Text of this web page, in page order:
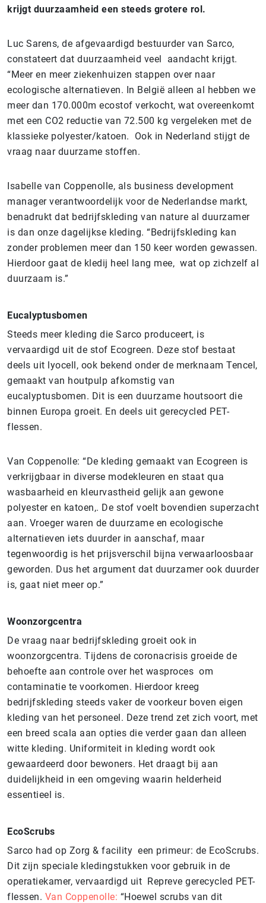
krijgt duurzaamheid een steeds grotere rol.
Luc Sarens, de afgevaardigd bestuurder van Sarco,
constateert dat duurzaamheid veel aandacht krijgt.
“Meer en meer ziekenhuizen stappen over naar
ecologische alternatieven. In België alleen al hebben we
meer dan 170.000m ecostof verkocht, wat overeenkomt
met een CO2 reductie van 72.500 kg vergeleken met de
klassieke polyester/katoen. Ook in Nederland stijgt de
vraag naar duurzame stoffen.
Isabelle van Coppenolle, als business development
manager verantwoordelijk voor de Nederlandse markt,
benadrukt dat bedrijfskleding van nature al duurzamer
is dan onze dagelijkse kleding. “Bedrijfskleding kan
zonder problemen meer dan 150 keer worden gewassen.
Hierdoor gaat de kledij heel lang mee, wat op zichzelf al
duurzaam is.”
Eucalyptusbomen
Steeds meer kleding die Sarco produceert, is
vervaardigd uit de stof Ecogreen. Deze stof bestaat
deels uit lyocell, ook bekend onder de merknaam Tencel,
gemaakt van houtpulp afkomstig van
eucalyptusbomen. Dit is een duurzame houtsoort die
binnen Europa groeit. En deels uit gerecycled PET-
flessen.
Van Coppenolle: “De kleding gemaakt van Ecogreen is
verkrijgbaar in diverse modekleuren en staat qua
wasbaarheid en kleurvastheid gelijk aan gewone
polyester en katoen,. De stof voelt bovendien superzacht
aan. Vroeger waren de duurzame en ecologische
alternatieven iets duurder in aanschaf, maar
tegenwoordig is het prijsverschil bijna verwaarloosbaar
geworden. Dus het argument dat duurzamer ook duurder
is, gaat niet meer op.”
Woonzorgcentra
De vraag naar bedrijfskleding groeit ook in
woonzorgcentra. Tijdens de coronacrisis groeide de
behoefte aan controle over het wasproces om
contaminatie te voorkomen. Hierdoor kreeg
bedrijfskleding steeds vaker de voorkeur boven eigen
kleding van het personeel. Deze trend zet zich voort, met
een breed scala aan opties die verder gaan dan alleen
witte kleding. Uniformiteit in kleding wordt ook
gewaardeerd door bewoners. Het draagt bij aan
duidelijkheid in een omgeving waarin helderheid
essentieel is.
EcoScrubs
Sarco had op Zorg & facility een primeur: de EcoScrubs.
Dit zijn speciale kledingstukken voor gebruik in de
operatiekamer, vervaardigd uit Repreve gerecycled PET-
flessen. Van Coppenolle: “Hoewel scrubs van dit